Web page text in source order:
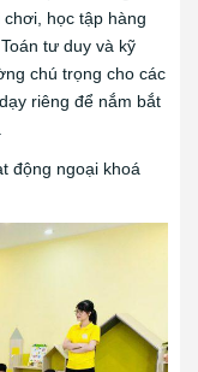
học tập hàng
tư duy và kỹ
chú trọng cho các
riêng để nắm bắt
động ngoại khoá